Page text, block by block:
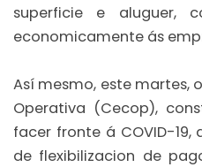
superficie e aluguer,
economicamente ás
Así mesmo, este martes,
Operativa (Cecop),
facer fronte á COVID-
de flexibilizacion de